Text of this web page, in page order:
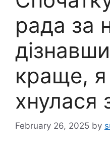
рада за
краще,
хнулася
February 26, 2025 by